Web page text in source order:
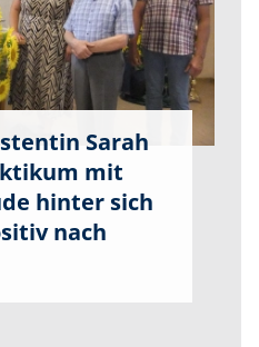
Sarah
mit
hinter sich
nach